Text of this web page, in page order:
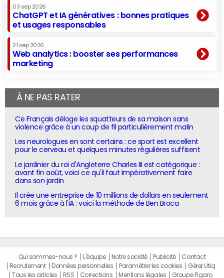
03 sep 2026
ChatGPT et IA génératives : bonnes pratiques
et usages responsables
21 sep 2026
Web analytics : booster ses performances
marketing
À NE PAS RATER
Ce Français déloge les squatteurs de sa maison sans
violence grâce à un coup de fil particulièrement malin
Les neurologues en sont certains : ce sport est excellent
pour le cerveau et quelques minutes régulières suffisent
Le jardinier du roi d'Angleterre Charles III est catégorique :
avant fin août, voici ce qu'il faut impérativement faire
dans son jardin
Il crée une entreprise de 10 millions de dollars en seulement
6 mois grâce à l'IA : voici la méthode de Ben Broca
Qui sommes-nous ? L'équipe Notre société Publicité
Contact
Recrutement
Données personnelles Paramétrer les cookies
Gérer Utiq
Tous les articles
RSS Corrections Mentions légales Groupe Figaro